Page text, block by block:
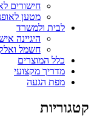
חישורים
מטען
לבית ולמשרד
היגיינה
חשמל
כלל המוצרים
מדריך מקצועי
מפת הגעה
קטגוריות